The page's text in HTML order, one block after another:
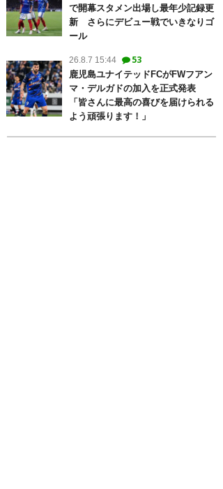
で開幕スタメン出場し最年少記録更
新 さらにデビュー戦でいきなりゴ
ール
26.8.7 15:44 53
鹿児島ユナイテッドFCがFWフアン
マ・デルガドの加入を正式発表
「皆さんに最高の喜びを届けられる
よう頑張ります！」